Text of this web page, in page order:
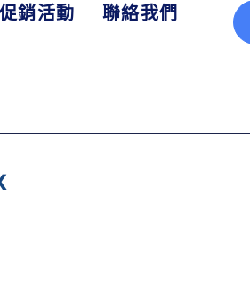
促銷活動 聯絡我們